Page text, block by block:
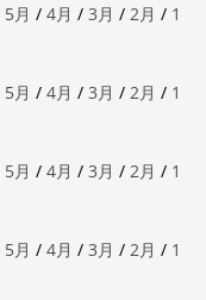
5月 / 4月 / 3月 / 2月 / 1
5月 / 4月 / 3月 / 2月 / 1
5月 / 4月 / 3月 / 2月 / 1
5月 / 4月 / 3月 / 2月 / 1